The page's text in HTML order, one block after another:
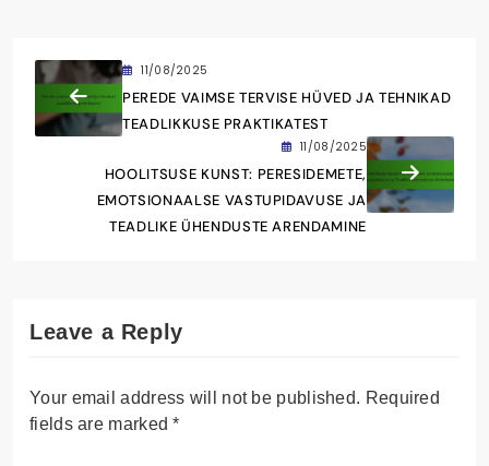
11/08/2025
PEREDE VAIMSE TERVISE HÜVED JA TEHNIKAD
TEADLIKKUSE PRAKTIKATEST
11/08/2025
HOOLITSUSE KUNST: PERESIDEMETE,
EMOTSIONAALSE VASTUPIDAVUSE JA
TEADLIKE ÜHENDUSTE ARENDAMINE
Leave a Reply
Your email address will not be published. Required
fields are marked*